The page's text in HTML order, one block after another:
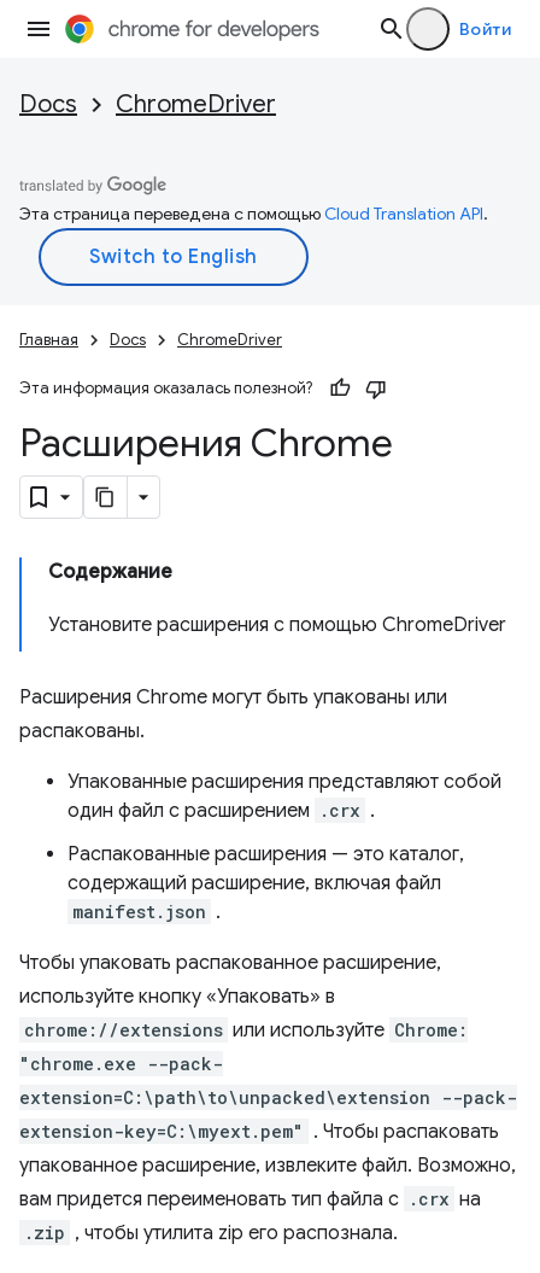
Войти
Docs ChromeDriver
Эта страница переведена с помощьюCloud Translation API.
Главная Docs ChromeDriver
Эта информация оказалась полезной?
Расширения Chrome
Содержание
Установите расширения с помощью ChromeDriver
Расширения Chrome могут быть упакованы или
распакованы.
Упакованные расширения представляют собой
один файл с расширением
.crx .
Распакованные расширения — это каталог,
содержащий расширение, включая файл
manifest.json .
Чтобы упаковать распакованное расширение,
используйте кнопку «Упаковать» в
chrome://extensions или используйте Chrome:
"chrome.exe --pack-
extension=C:\path\to\unpacked\extension --pack-
extension-key=C:\myext.pem"
. Чтобы распаковать
упакованное расширение, извлеките файл. Возможно,
вам придется переименовать тип файла с .crx на
.zip , чтобы утилита zip его распознала.